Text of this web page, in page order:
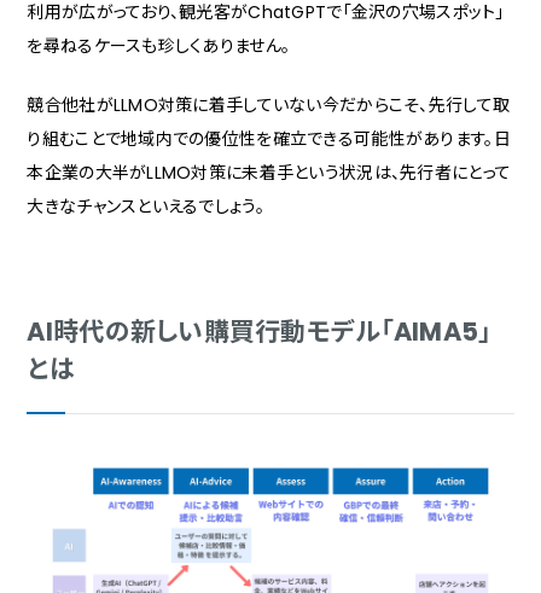
利用が広がっており、観光客がChatGPTで「金沢の穴場スポット」
を尋ねるケースも珍しくありません。
競合他社がLLMO対策に着手していない今だからこそ、先行して取
り組むことで地域内での優位性を確立できる可能性があります。日
本企業の大半がLLMO対策に未着手という状況は、先行者にとって
大きなチャンスといえるでしょう。
AI時代の新しい購買行動モデル「AIMA5」
とは